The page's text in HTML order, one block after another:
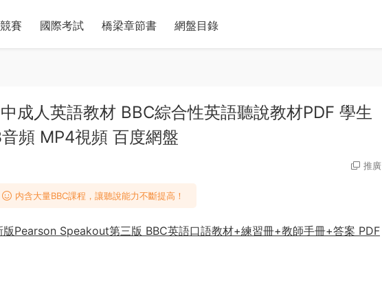
賽 國際考試 橋梁章節書 網盤目錄
成人英語教材 BBC綜合性英語聽說教材PDF 學生
頻 MP4視頻 百度網盤
推廣
内含大量BBC課程，讓聽說能力不斷提高！
Pearson Speakout第三版 BBC英語口語教材+練習冊+教師手冊+答案 PDF